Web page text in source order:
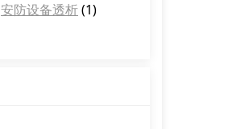
安防设备透析(1)